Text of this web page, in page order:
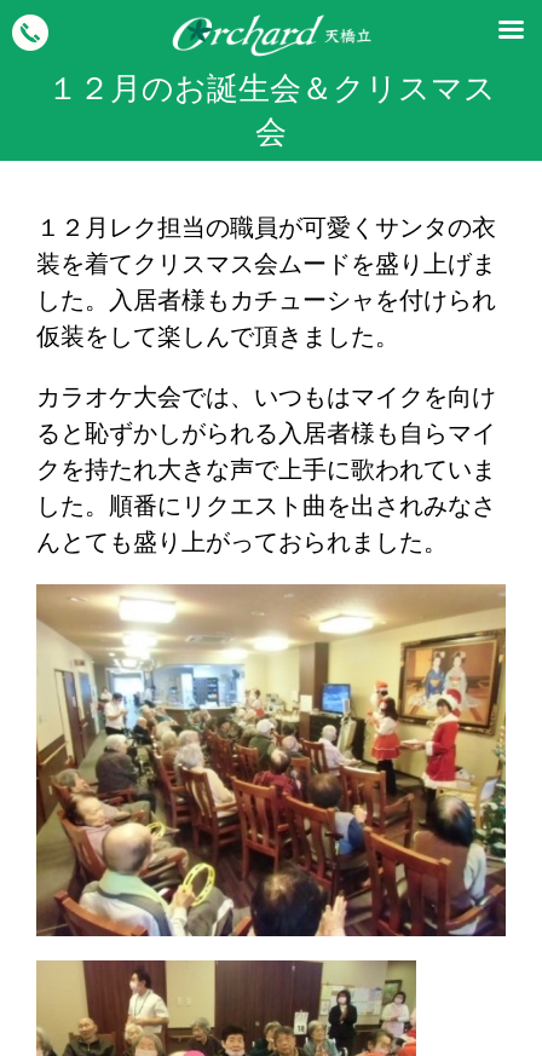
１２月のお誕生会＆クリスマス
会
１２月レク担当の職員が可愛くサンタの衣
装を着てクリスマス会ムードを盛り上げま
した。入居者様もカチューシャを付けられ
仮装をして楽しんで頂きました。
カラオケ大会では、いつもはマイクを向け
ると恥ずかしがられる入居者様も自らマイ
クを持たれ大きな声で上手に歌われていま
した。順番にリクエスト曲を出されみなさ
んとても盛り上がっておられました。